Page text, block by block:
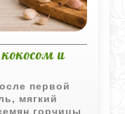
и
первой
мягкий
горчицы